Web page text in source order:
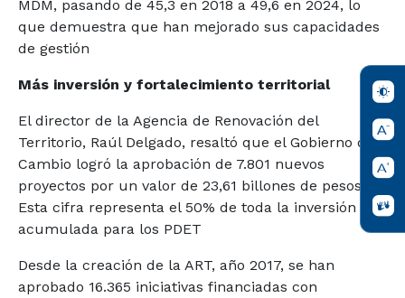
MDM, pasando de 45,3 en 2018 a 49,6 en 2024, lo
que demuestra que han mejorado sus capacidades
de gestión
Más inversión y fortalecimiento territorial
El director de la Agencia de Renovación del
Territorio, Raúl Delgado, resaltó que el Gobierno del
Cambio logró la aprobación de 7.801 nuevos
proyectos por un valor de 23,61 billones de pesos.
Esta cifra representa el 50% de toda la inversión
acumulada para los PDET
Desde la creación de la ART, año 2017, se han
aprobado 16.365 iniciativas financiadas con